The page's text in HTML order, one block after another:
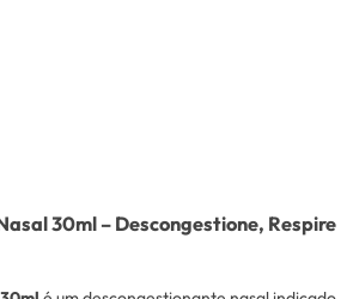
30ml – Descongestione, Respire